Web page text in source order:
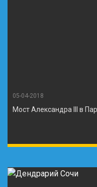
05-04-2018
Мост Александра III в